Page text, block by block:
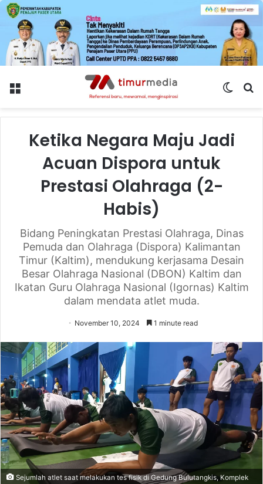
Menu
Switch
Ketika Negara Maju Jadi
Acuan Dispora untuk
Prestasi Olahraga (2-
Habis)
Bidang Peningkatan Prestasi Olahraga, Dinas
Pemuda dan Olahraga (Dispora) Kalimantan
Timur (Kaltim), mendukung kerjasama Desain
Besar Olahraga Nasional (DBON) Kaltim dan
Ikatan Guru Olahraga Nasional (Igornas) Kaltim
dalam mendata atlet muda.
November 10, 2024 1 minute read
Sejumlah atlet saat melakukan tes fisik di Gedung Bulutangkis, Komplek